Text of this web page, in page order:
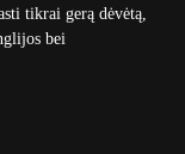
tikrai gerą dėvėtą,
bei